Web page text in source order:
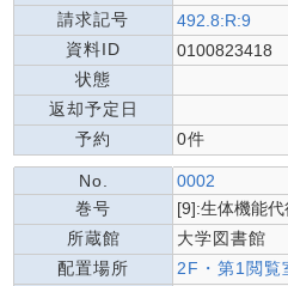
請求記号
492.8:R:9
資料ID
0100823418
状態
返却予定日
予約
0件
No.
0002
巻号
[9]:生体機能
所蔵館
大学図書館
配置場所
2F・第1閲覧